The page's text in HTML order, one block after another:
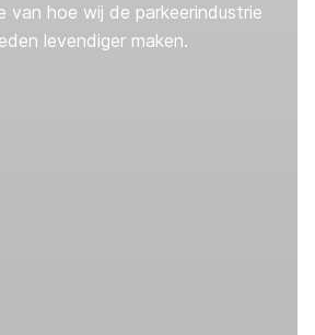
van hoe wij de parkeerindustrie
levendiger maken.